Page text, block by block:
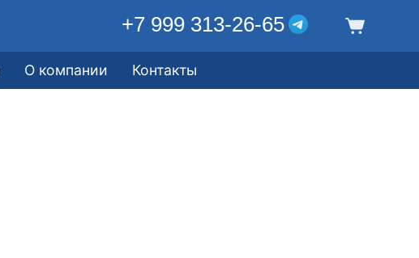
+7 999 313-26-65
О компании Контакты